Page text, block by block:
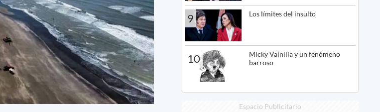
9 Los límites del insulto
10
Micky Vainilla y un fenómeno
barroso
Espacio Publicitario